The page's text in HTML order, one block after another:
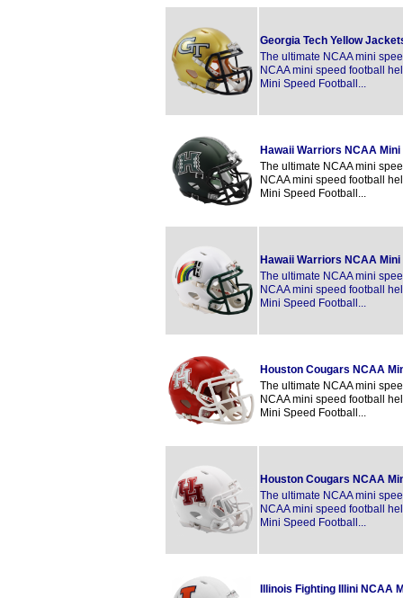
Georgia Tech Yellow
The ultimate NCAA mini
NCAA mini speed football
Mini Speed Football...
Hawaii Warriors NCAA
The ultimate NCAA mini
NCAA mini speed football
Mini Speed Football...
Hawaii Warriors NCAA Mini
The ultimate NCAA mini
NCAA mini speed football
Mini Speed Football...
Houston Cougars NCAA
The ultimate NCAA mini
NCAA mini speed football
Mini Speed Football...
Houston Cougars NCAA
The ultimate NCAA mini
NCAA mini speed football
Mini Speed Football...
Illinois Fighting Illini NCAA